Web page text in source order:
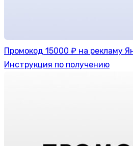
Промокод 15000 ₽ на рекламу
Инструкция по получению